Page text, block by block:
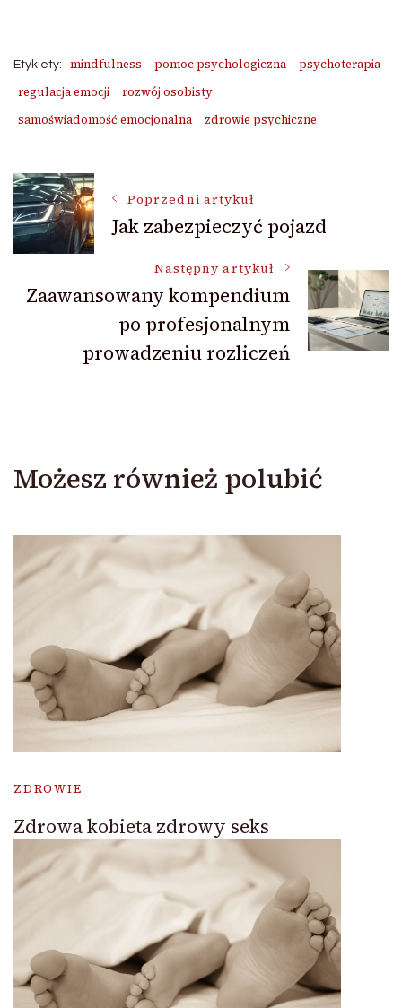
Etykiety: mindfulness pomoc psychologiczna
psychoterapia
regulacja emocji
rozwój osobisty
samoświadomość emocjonalna
zdrowie psychiczne
Nawigacja
wpisu
Poprzedni artykuł
Jak zabezpieczyć pojazd
Następny artykuł
Zaawansowany kompendium
po profesjonalnym
prowadzeniu rozliczeń
Możesz również polubić
ZDROWIE
Zdrowa kobieta zdrowy seks